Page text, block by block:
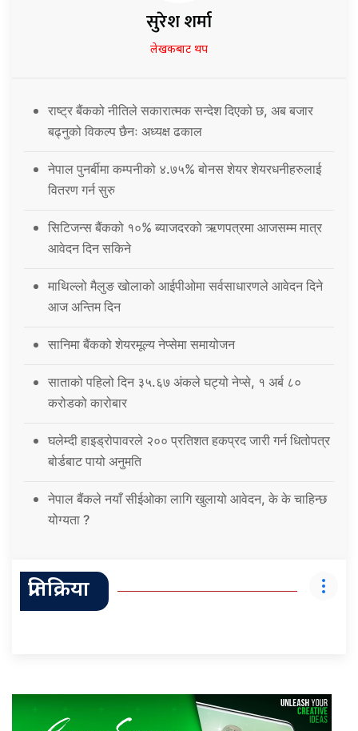
सुरेश शर्मा
लेखकबाट थप
राष्ट्र बैंकको नीतिले सकारात्मक सन्देश दिएको छ, अब बजार
बढ्नुको विकल्प छैनः अध्यक्ष ढकाल
नेपाल पुनर्बीमा कम्पनीको ४.७५% बोनस शेयर शेयरधनीहरुलाई
वितरण गर्न सुरु
सिटिजन्स बैंकको १०% ब्याजदरको ऋणपत्रमा आजसम्म मात्र
आवेदन दिन सकिने
माथिल्लो मैलुङ खोलाको आईपीओमा सर्वसाधारणले आवेदन दिने
आज अन्तिम दिन
सानिमा बैंकको शेयरमूल्य नेप्सेमा समायोजन
साताको पहिलो दिन ३५.६७ अंकले घट्यो नेप्से, १ अर्ब ८०
करोडको कारोबार
घलेम्दी हाइड्रोपावरले २०० प्रतिशत हकप्रद जारी गर्न धितोपत्र
बोर्डबाट पायो अनुमति
नेपाल बैंकले नयाँ सीईओका लागि खुलायो आवेदन, के के चाहिन्छ
योग्यता ?
प्रतिक्रिया